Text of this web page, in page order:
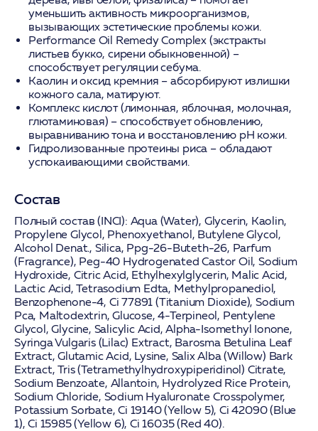
уменьшить активность микроорганизмов,
вызывающих эстетические проблемы кожи.
Performance Oil Remedy Complex (экстракты
листьев букко, сирени обыкновенной) –
способствует регуляции себума.
Каолин и оксид кремния – абсорбируют излишки
кожного сала, матируют.
Комплекс кислот (лимонная, яблочная, молочная,
глютаминовая) – способствует обновлению,
выравниванию тона и восстановлению pH кожи.
Гидролизованные протеины риса – обладают
успокаивающими свойствами.
Состав
Полный состав (INCI): Aqua (Water), Glycerin, Kaolin,
Propylene Glycol, Phenoxyethanol, Butylene Glycol,
Alcohol Denat., Silica, Ppg-26-Buteth-26, Parfum
(Fragrance), Peg-40 Hydrogenated Castor Oil, Sodium
Hydroxide, Citric Acid, Ethylhexylglycerin, Malic Acid,
Lactic Acid, Tetrasodium Edta, Methylpropanediol,
Benzophenone-4, Ci 77891 (Titanium Dioxide), Sodium
Pca, Maltodextrin, Glucose, 4-Terpineol, Pentylene
Glycol, Glycine, Salicylic Acid, Alpha-Isomethyl Ionone,
Syringa Vulgaris (Lilac) Extract, Barosma Betulina Leaf
Extract, Glutamic Acid, Lysine, Salix Alba (Willow) Bark
Extract, Tris (Tetramethylhydroxypiperidinol) Citrate,
Sodium Benzoate, Allantoin, Hydrolyzed Rice Protein,
Sodium Chloride, Sodium Hyaluronate Crosspolymer,
Potassium Sorbate, Ci 19140 (Yellow 5), Ci 42090 (Blue
1), Ci 15985 (Yellow 6), Ci 16035 (Red 40).